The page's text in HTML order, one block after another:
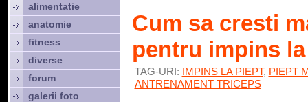
Cum sa cresti
pentru impins
TAG-URI: IMPINS LA PIEPT, PIEPT
ANTRENAMENT TRICEPS
alimentatie
anatomie
fitness
diverse
forum
galerii foto